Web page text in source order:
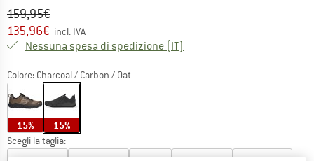
Prezzo originale :
159,95€
Prezzo:
135,96€ incl. IVA
Nessuna spesa di spedizione (IT)
Colore: Charcoal / Carbon / Oat
15% 15%
Scegli la taglia: